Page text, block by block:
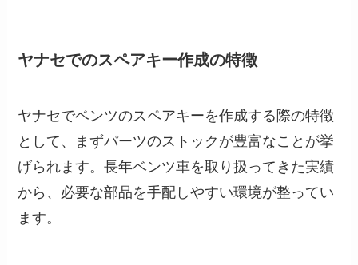
ヤナセでのスペアキー作成の特徴
ヤナセでベンツのスペアキーを作成する際の特徴
として、まずパーツのストックが豊富なことが挙
げられます。長年ベンツ車を取り扱ってきた実績
から、必要な部品を手配しやすい環境が整ってい
ます。